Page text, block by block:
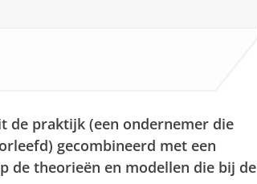
de praktijk (een ondernemer die
gecombineerd met een
de theorieën en modellen die bij de